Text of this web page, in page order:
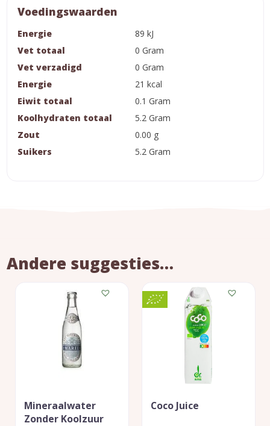
Voedingswaarden
Energie
89 kJ
Vet totaal
0 Gram
Vet verzadigd
0 Gram
Energie
21 kcal
Eiwit totaal
0.1 Gram
Koolhydraten totaal
5.2 Gram
Zout
0.00 g
Suikers
5.2 Gram
Andere suggesties…
Mineraalwater
Zonder Koolzuur
Coco Juice